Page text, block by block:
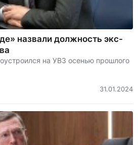
назвали должность экс-
на УВЗ осенью прошлого
31.01.2024